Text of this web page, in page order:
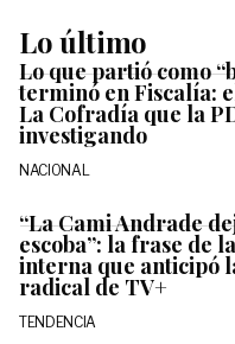
Lo último
Lo que partió como
terminó en Fiscalía:
La Cofradía que la
investigando
NACIONAL
“La Cami Andrade
escoba”: la frase de
interna que anticipó
radical de TV+
TENDENCIA